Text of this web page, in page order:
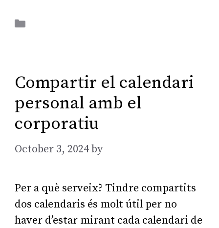
Compartir el calendari
personal amb el
corporatiu
October 3, 2024by
Per a què serveix? Tindre compartits
dos calendaris és molt útil per no
haver d’estar mirant cada calendari de